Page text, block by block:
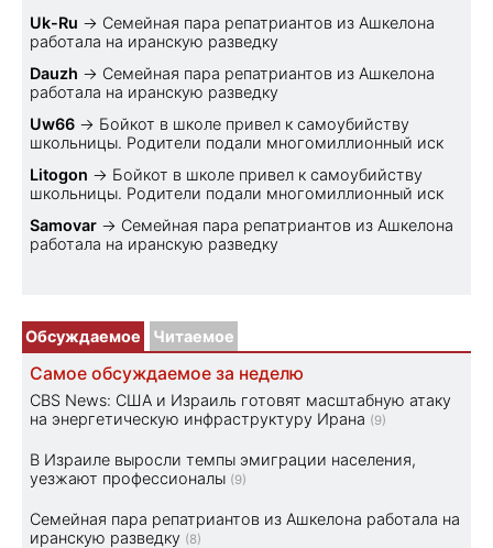
Uk-Ru → Семейная пара репатриантов из Ашкелона
работала на иранскую разведку
Dauzh → Семейная пара репатриантов из Ашкелона
работала на иранскую разведку
Uw66 → Бойкот в школе привел к самоубийству
школьницы. Родители подали многомиллионный иск
Litogon → Бойкот в школе привел к самоубийству
школьницы. Родители подали многомиллионный иск
Samovar → Семейная пара репатриантов из Ашкелона
работала на иранскую разведку
Обсуждаемое Читаемое
Самое обсуждаемое за неделю
CBS News: США и Израиль готовят масштабную атаку
на энергетическую инфраструктуру Ирана (9)
В Израиле выросли темпы эмиграции населения,
уезжают профессионалы (9)
Семейная пара репатриантов из Ашкелона работала на
иранскую разведку (8)